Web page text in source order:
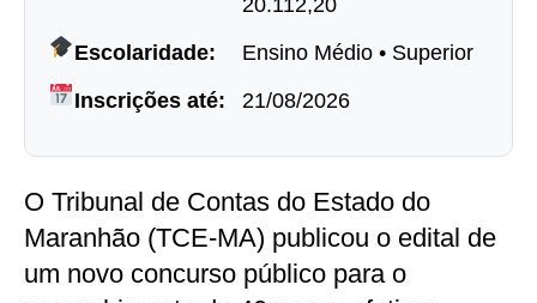
20.112,20
Escolaridade:
Ensino Médio • Superior
Inscrições até:
21/08/2026
O Tribunal de Contas do Estado do
Maranhão (TCE-MA) publicou o edital de
um novo concurso público para o